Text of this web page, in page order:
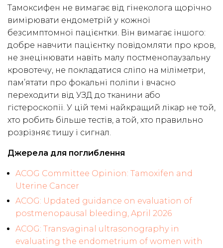
Тамоксифен не вимагає від гінеколога щорічно
вимірювати ендометрій у кожної
безсимптомної пацієнтки. Він вимагає іншого:
добре навчити пацієнтку повідомляти про кров,
не знецінювати навіть малу постменопаузальну
кровотечу, не покладатися сліпо на міліметри,
пам’ятати про фокальні поліпи і вчасно
переходити від УЗД до тканини або
гістероскопії. У цій темі найкращий лікар не той,
хто робить більше тестів, а той, хто правильно
розрізняє тишу і сигнал.
Джерела для поглиблення
ACOG Committee Opinion: Tamoxifen and
Uterine Cancer
ACOG: Updated guidance on evaluation of
postmenopausal bleeding, April 2026
ACOG: Transvaginal ultrasonography in
evaluating the endometrium of women with